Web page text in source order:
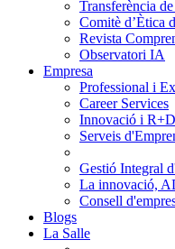
Transferència
Comitè d’Ètica
Revista
Observatori IA
Empresa
Professional i
Career Services
Innovació i R+D
Serveis
Gestió Integral
La innovació,
Consell
Blogs
La Salle